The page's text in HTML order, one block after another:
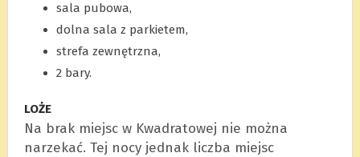
sala pubowa,
dolna sala z parkietem,
strefa zewnętrzna,
2 bary.
LOŻE
Na brak miejsc w Kwadratowej nie można
narzekać. Tej nocy jednak liczba miejsc